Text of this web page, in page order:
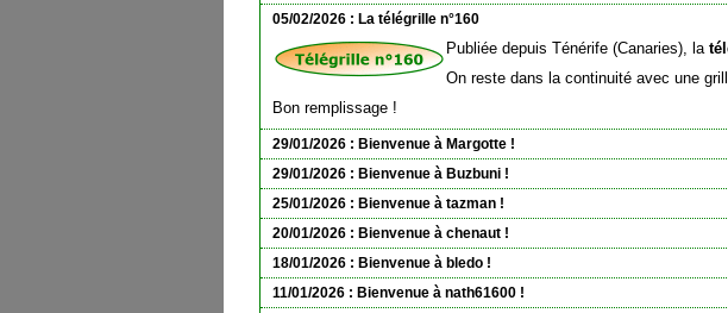
05/02/2026 : La télégrille n°160
Publiée depuis Ténérife (Canaries), la
On reste dans la continuité avec une
Bon remplissage !
29/01/2026 : Bienvenue à Margotte !
29/01/2026 : Bienvenue à Buzbuni !
25/01/2026 : Bienvenue à tazman !
20/01/2026 : Bienvenue à chenaut !
18/01/2026 : Bienvenue à bledo !
11/01/2026 : Bienvenue à nath61600 !